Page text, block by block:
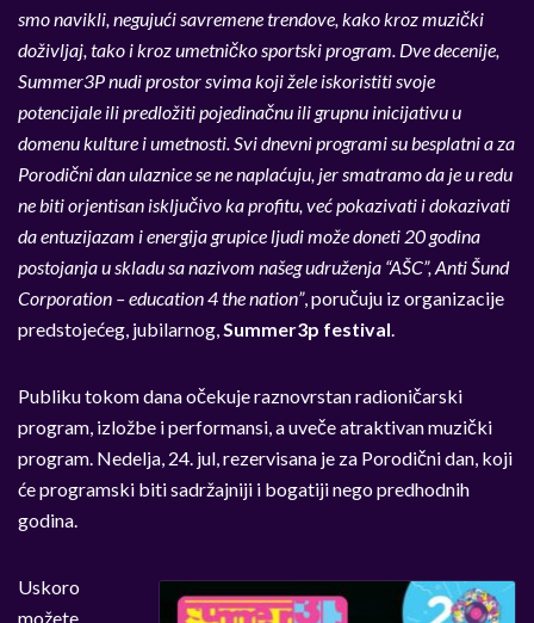
smo navikli, negujući savremene trendove, kako kroz muzički
doživljaj, tako i kroz umetničko sportski program. Dve decenije,
Summer3P nudi prostor svima koji žele iskoristiti svoje
potencijale ili predložiti pojedinačnu ili grupnu inicijativu u
domenu kulture i umetnosti. Svi dnevni programi su besplatni a za
Porodični dan ulaznice se ne naplaćuju, jer smatramo da je u redu
ne biti orjentisan isključivo ka profitu, već pokazivati i dokazivati
da entuzijazam i energija grupice ljudi može doneti 20 godina
postojanja u skladu sa nazivom našeg udruženja “AŠC”, Anti Šund
Corporation – education 4 the nation”, poručuju iz organizacije
predstojećeg, jubilarnog,Summer3p festival.
Publiku tokom dana očekuje raznovrstan radioničarski
program, izložbe i performansi, a uveče atraktivan muzički
program. Nedelja, 24. jul, rezervisana je za Porodični dan, koji
će programski biti sadržajniji i bogatiji nego predhodnih
godina.
Uskoro
možete